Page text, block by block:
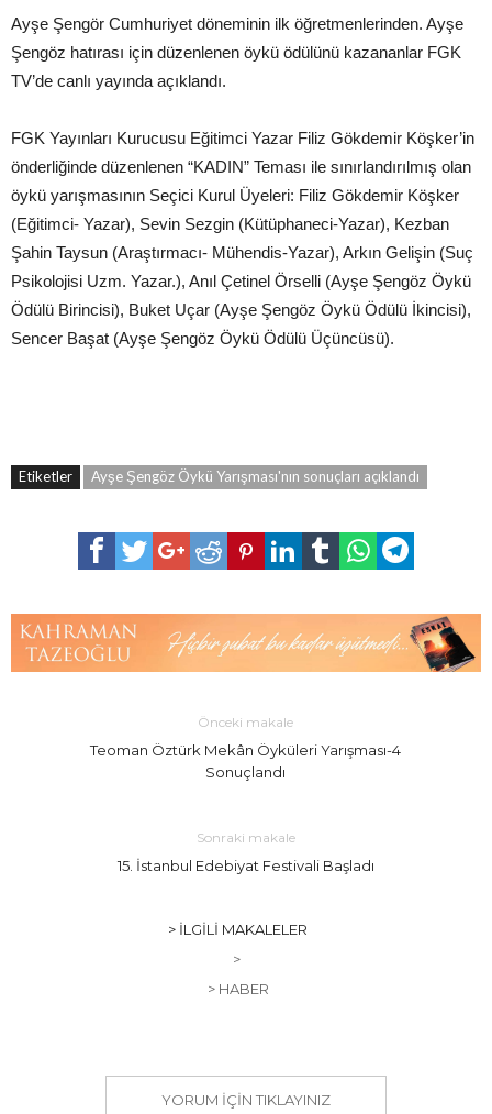
Ayşe Şengör Cumhuriyet döneminin ilk öğretmenlerinden. Ayşe
Şengöz hatırası için düzenlenen öykü ödülünü kazananlar FGK
TV’de canlı yayında açıklandı.
FGK Yayınları Kurucusu Eğitimci Yazar Filiz Gökdemir Köşker’in
önderliğinde düzenlenen “KADIN” Teması ile sınırlandırılmış olan
öykü yarışmasının Seçici Kurul Üyeleri: Filiz Gökdemir Köşker
(Eğitimci- Yazar), Sevin Sezgin (Kütüphaneci-Yazar), Kezban
Şahin Taysun (Araştırmacı- Mühendis-Yazar), Arkın Gelişin (Suç
Psikolojisi Uzm. Yazar.), Anıl Çetinel Örselli (Ayşe Şengöz Öykü
Ödülü Birincisi), Buket Uçar (Ayşe Şengöz Öykü Ödülü İkincisi),
Sencer Başat (Ayşe Şengöz Öykü Ödülü Üçüncüsü).
Etiketler Ayşe Şengöz Öykü Yarışması'nın sonuçları açıklandı
Önceki makale
Teoman Öztürk Mekân Öyküleri Yarışması-4
Sonuçlandı
Sonraki makale
15. İstanbul Edebiyat Festivali Başladı
> İLGILI MAKALELER
>
> HABER
YORUM IÇIN TIKLAYINIZ